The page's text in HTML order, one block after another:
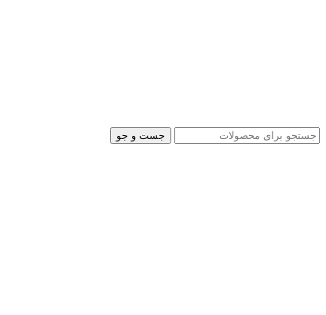
جست و جو